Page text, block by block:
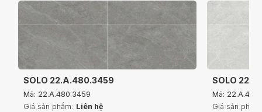
SOLO 22.A.480.3459
Mã: 22.A.480.3459
Giá sản phẩm: Liên hệ
SOLO
Mã:
Giá sản